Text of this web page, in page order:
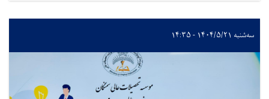
سه‌شنبه ۱۴۰۴/۵/۲۱ - ۱۴:۳۵